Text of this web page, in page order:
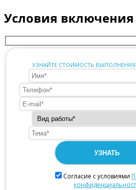
Условия
УЗНАЙТЕ СТОИМОСТЬ
Согласие с условиями